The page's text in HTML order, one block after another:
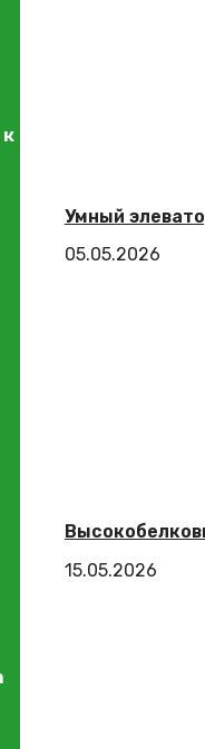
Умный
05.05.2026
15.05.2026